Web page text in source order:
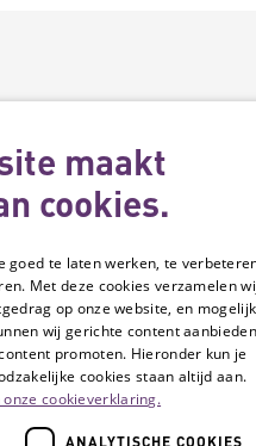
maakt
cookies.
goed te laten werken, te
Met deze cookies verzamelen
op onze website, en mogelijk
wij gerichte content
promoten. Hieronder kun je
cookies staan altijd aan.
cookieverklaring.
ANALYTISCHE COOKIES